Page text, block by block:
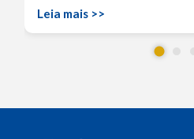
Leia mais >>